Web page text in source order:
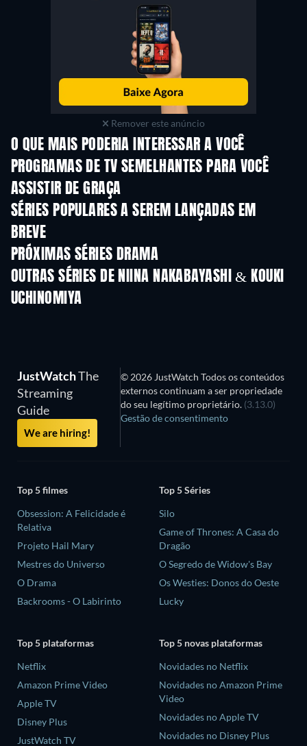
Remover este anúncio
O QUE MAIS PODERIA INTERESSAR A VOCÊ
Série Série
PROGRAMAS DE TV SEMELHANTES PARA VOCÊ
ASSISTIR DE GRAÇA
Série
SÉRIES POPULARES A SEREM LANÇADAS EM
BREVE
PRÓXIMAS SÉRIES DRAMA
Temporada 4
OUTRAS SÉRIES DE NIINA NAKABAYASHI & KOUKI
UCHINOMIYA
JustWatchThe
Streaming
Guide
We are hiring!
© 2026 JustWatch Todos os conteúdos
externos continuam a ser propriedade
do seu legítimo proprietário. (3.13.0)
Gestão de consentimento
Top 5 filmes
Obsession: A Felicidade é
Relativa
Projeto Hail Mary
Mestres do Universo
O Drama
Backrooms - O Labirinto
Top 5 Séries
Silo
Game of Thrones: A Casa do
Dragão
O Segredo de Widow's Bay
Os Westies: Donos do Oeste
Lucky
Top 5 plataformas
Netflix
Amazon Prime Video
Apple TV
Disney Plus
JustWatch TV
Top 5 novas plataformas
Novidades no Netflix
Novidades no Amazon Prime
Video
Novidades no Apple TV
Novidades no Disney Plus